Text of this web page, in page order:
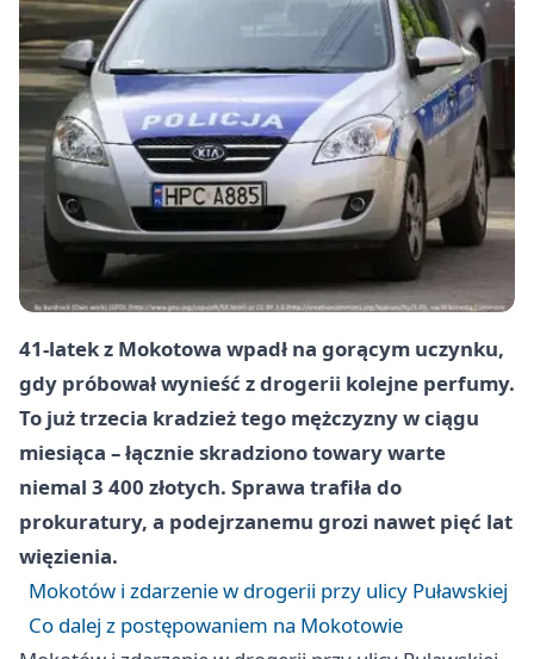
41-latek z Mokotowa wpadł na gorącym uczynku,
gdy próbował wynieść z drogerii kolejne perfumy.
To już trzecia kradzież tego mężczyzny w ciągu
miesiąca – łącznie skradziono towary warte
niemal 3 400 złotych. Sprawa trafiła do
prokuratury, a podejrzanemu grozi nawet pięć lat
więzienia.
Mokotów i zdarzenie w drogerii przy ulicy Puławskiej
Co dalej z postępowaniem na Mokotowie